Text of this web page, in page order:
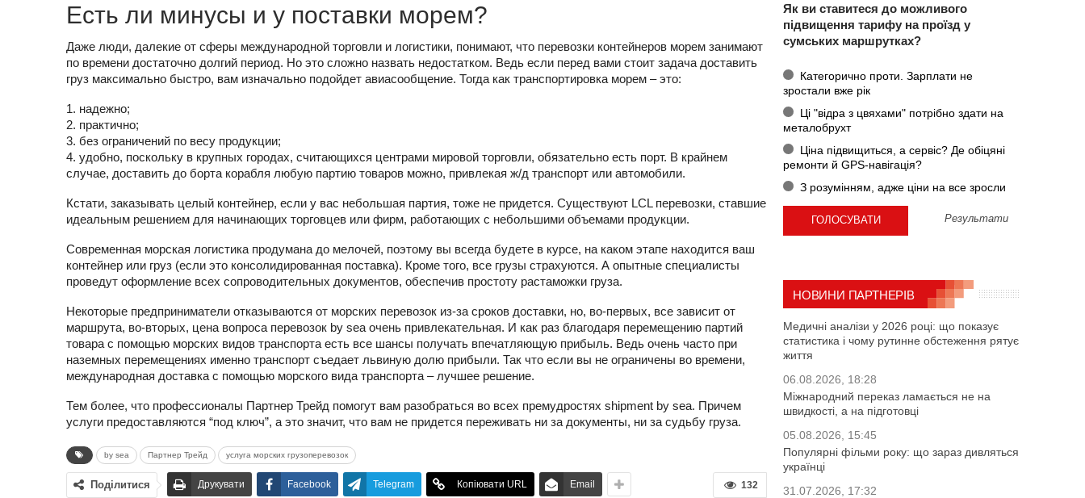
Есть ли минусы и у поставки морем?
Даже люди, далекие от сферы международной торговли и логистики, понимают, что перевозки контейнеров морем занимают
по времени достаточно долгий период. Но это сложно назвать недостатком. Ведь если перед вами стоит задача доставить
груз максимально быстро, вам изначально подойдет авиасообщение. Тогда как транспортировка морем – это:
1. надежно;
2. практично;
3. без ограничений по весу продукции;
4. удобно, поскольку в крупных городах, считающихся центрами мировой торговли, обязательно есть порт. В крайнем
случае, доставить до борта корабля любую партию товаров можно, привлекая ж/д транспорт или автомобили.
Кстати, заказывать целый контейнер, если у вас небольшая партия, тоже не придется. Существуют LCL перевозки, ставшие
идеальным решением для начинающих торговцев или фирм, работающих с небольшими объемами продукции.
Современная морская логистика продумана до мелочей, поэтому вы всегда будете в курсе, на каком этапе находится ваш
контейнер или груз (если это консолидированная поставка). Кроме того, все грузы страхуются. А опытные специалисты
проведут оформление всех сопроводительных документов, обеспечив простоту растаможки груза.
Некоторые предприниматели отказываются от морских перевозок из-за сроков доставки, но, во-первых, все зависит от
маршрута, во-вторых, цена вопроса перевозок by sea очень привлекательная. И как раз благодаря перемещению партий
товара с помощью морских видов транспорта есть все шансы получать впечатляющую прибыль. Ведь очень часто при
наземных перемещениях именно транспорт съедает львиную долю прибыли. Так что если вы не ограничены во времени,
международная доставка с помощью морского вида транспорта – лучшее решение.
Тем более, что профессионалы Партнер Трейд помогут вам разобраться во всех премудростях shipment by sea. Причем
услуги предоставляются “под ключ”, а это значит, что вам не придется переживать ни за документы, ни за судьбу груза.
by sea Партнер Трейд услуга морских грузоперевозок
132
Поділитися Друкувати Facebook Telegram Копіювати URL Email
Як ви ставитеся до можливого
підвищення тарифу на проїзд у
сумських маршрутках?
Категорично проти. Зарплати не
зростали вже рік
Ці "відра з цвяхами" потрібно здати на
металобрухт
Ціна підвищиться, а сервіс? Де обіцяні
ремонти й GPS-навігація?
З розумінням, адже ціни на все зросли
Результати
НОВИНИ ПАРТНЕРІВ
Медичні аналізи у 2026 році: що показує
статистика і чому рутинне обстеження рятує
життя
06.08.2026, 18:28
Міжнародний переказ ламається не на
швидкості, а на підготовці
05.08.2026, 15:45
Популярні фільми року: що зараз дивляться
українці
31.07.2026, 17:32